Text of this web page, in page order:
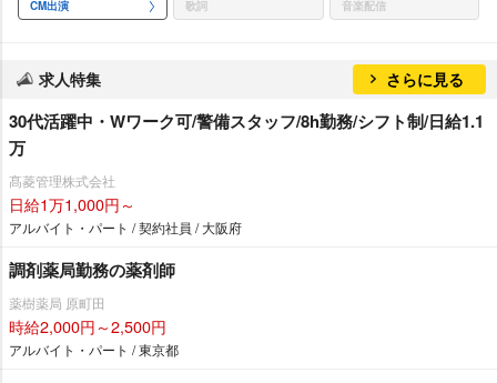
CM出演 歌詞 音楽配信
求人特集 さらに見る
30代活躍中・Wワーク可/警備スタッフ/8h勤務/シフト制/日給1.1
万
髙菱管理株式会社
日給1万1,000円～
アルバイト・パート / 契約社員 / 大阪府
調剤薬局勤務の薬剤師
薬樹薬局 原町田
時給2,000円～2,500円
アルバイト・パート / 東京都